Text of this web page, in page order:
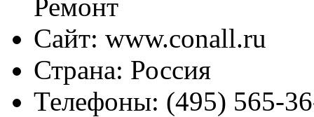
Ремонт
Сайт: www.conall.ru
Страна: Россия
Телефоны: (495) 565-